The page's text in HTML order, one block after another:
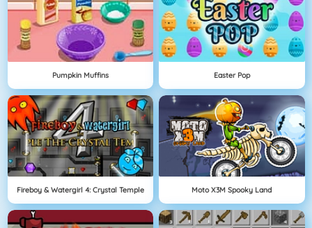
Pumpkin Muffins Easter Pop
Fireboy & Watergirl 4: Crystal Temple Moto X3M Spooky Land